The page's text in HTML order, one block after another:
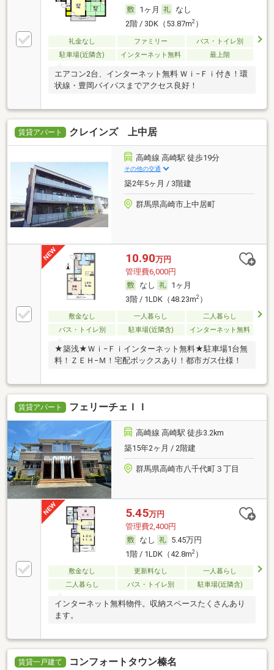
1ヶ月
なし
2階 / 3DK（53.87m2）
礼金なし ファミリー
バス・トイレ別
駐車場(近隣含)
インターネット無料 最上階
エアコン2台、インターネット無料 Ｗｉ−Ｆｉ付き！環
状線・豊岡バイパスまでアクセス良好！
賃貸アパート クレインズ 上中居
高崎線 高崎駅 徒歩19分
その他の交通
築2年5ヶ月 / 3階建
群馬県高崎市上中居町
10.90万円
管理費6,000円
なし
1ヶ月
3階 / 1LDK（48.23m2）
敷金なし 一人暮らし
二人暮らし
バス・トイレ別
駐車場(近隣含) インターネット無料
★築浅★Ｗｉ−Ｆｉインターネット無料★駐車場1台無
料！ＺＥＨ−Ｍ！宅配ボックスあり！都市ガス仕様！
賃貸アパート フェリーチェＩＩ
高崎線 高崎駅 徒歩3.2km
築15年2ヶ月 / 2階建
群馬県高崎市八千代町３丁目
5.45万円
管理費2,400円
なし
5.45万円
1階 / 1LDK（42.8m2）
敷金なし 更新料なし
一人暮らし
二人暮らし
バス・トイレ別 駐車場(近隣含)
インターネット無料物件。収納スペースたくさんあり
ます。
賃貸一戸建て コンフォートタウン榛名